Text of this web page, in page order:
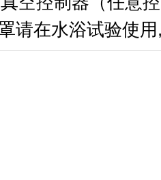
请在水浴试验使